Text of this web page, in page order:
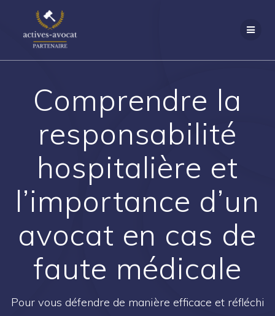
Comprendre la
responsabilité
hospitalière et
l’importance d’un
avocat en cas de
faute médicale
Pour vous défendre de manière efficace et réfléchi